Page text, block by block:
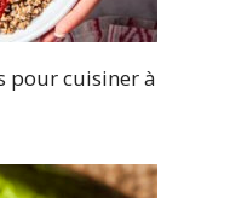
pour cuisiner à